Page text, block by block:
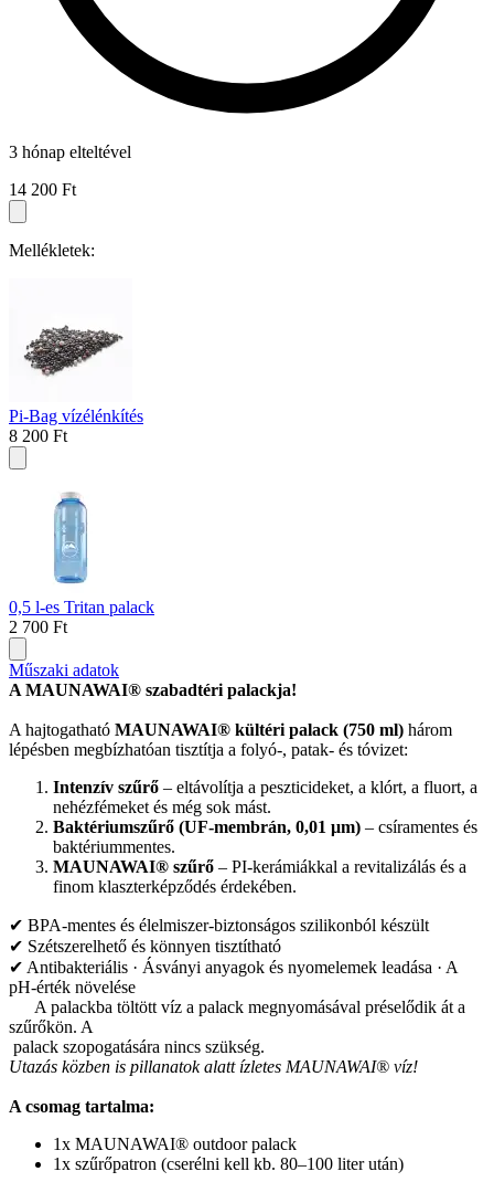
3 hónap elteltével
14 200 Ft
Mellékletek:
Pi-Bag vízélénkítés
8 200 Ft
0,5 l-es Tritan palack
2 700 Ft
Műszaki adatok
A MAUNAWAI® szabadtéri palackja!
A hajtogatható MAUNAWAI® kültéri palack (750 ml) három
lépésben megbízhatóan tisztítja a folyó-, patak- és tóvizet:
Intenzív szűrő – eltávolítja a peszticideket, a klórt, a fluort, a
nehézfémeket és még sok mást.
Baktériumszűrő (UF-membrán, 0,01 μm) – csíramentes és
baktériummentes.
MAUNAWAI® szűrő – PI-kerámiákkal a revitalizálás és a
finom klaszterképződés érdekében.
✔ BPA-mentes és élelmiszer-biztonságos szilikonból készült
✔ Szétszerelhető és könnyen tisztítható
✔ Antibakteriális · Ásványi anyagok és nyomelemek leadása · A
pH-érték növelése
A palackba töltött víz a palack megnyomásával préselődik át a
szűrőkön. A
palack szopogatására nincs szükség.
Utazás közben is pillanatok alatt ízletes MAUNAWAI® víz!
A csomag tartalma:
1x MAUNAWAI® outdoor palack
1x szűrőpatron (cserélni kell kb. 80–100 liter után)